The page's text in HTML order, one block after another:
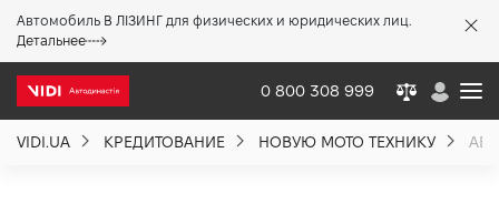
Автомобиль В ЛІЗИНГ для физических и юридических лиц.
Детальнее
0 800 308 999
VIDI.UA КРЕДИТОВАНИЕ НОВУЮ МОТО ТЕХНИКУ